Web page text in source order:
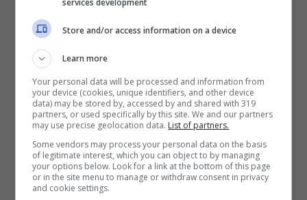
Giro di Catalogna
l’ultima tappa. Una frazione con partenza e
arrivo a Barcellona, anticipata nell’orario per
evitare la concomitanza con il match di Liga
tra i bluagrana e il Girona. Un solo secondo
divideva il leader della classifica generale, lo
spagnoloJuan Ayusodal veteranoPrimoz
Roglicprima dell’ultima frazione subito
movimentata con i due contendenti a lottare
services development
Store and/or access information on a device
Learn more
Your personal data will be processed and information from
your device (cookies, unique identifiers, and other device
data) may be stored by, accessed by and shared with 319
partners, or used specifically by this site. We and our partners
may use precise geolocation data. List of partners.
Some vendors may process your personal data on the basis
of legitimate interest, which you can object to by managing
your options below. Look for a link at the bottom of this page
or in the site menu to manage or withdraw consent in privacy
and cookie settings.